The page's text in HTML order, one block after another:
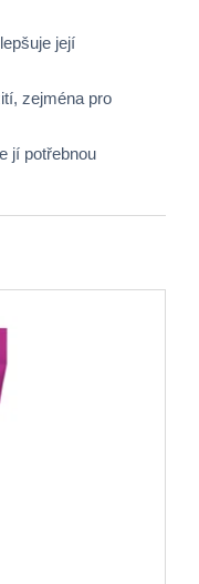
její
zejména pro
jí potřebnou